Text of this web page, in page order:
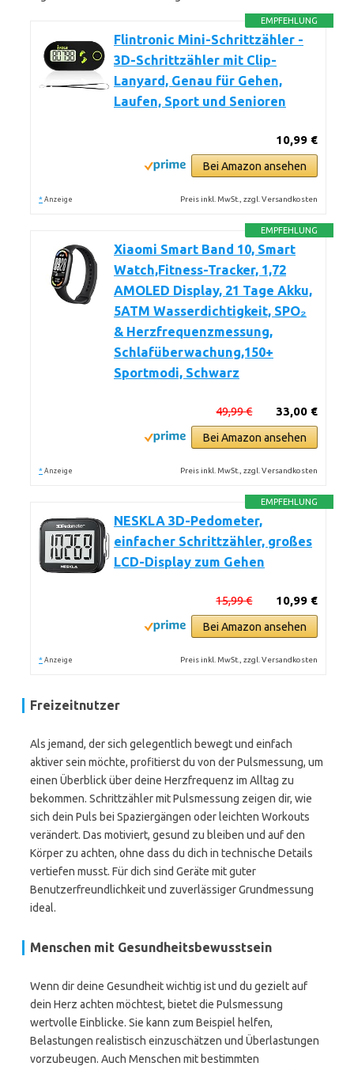
EMPFEHLUNG
Flintronic Mini-Schrittzähler -
3D-Schrittzähler mit Clip-
Lanyard, Genau für Gehen,
Laufen, Sport und Senioren
10,99 €
Bei Amazon ansehen
* Anzeige Preis inkl. MwSt., zzgl. Versandkosten
EMPFEHLUNG
Xiaomi Smart Band 10, Smart
Watch,Fitness-Tracker, 1,72
AMOLED Display, 21 Tage Akku,
5ATM Wasserdichtigkeit, SPO₂
& Herzfrequenzmessung,
Schlafüberwachung,150+
Sportmodi, Schwarz
33,00 €
49,99 €
Bei Amazon ansehen
* Anzeige Preis inkl. MwSt., zzgl. Versandkosten
EMPFEHLUNG
NESKLA 3D-Pedometer,
einfacher Schrittzähler, großes
LCD-Display zum Gehen
10,99 €
15,99 €
Bei Amazon ansehen
* Anzeige Preis inkl. MwSt., zzgl. Versandkosten
Freizeitnutzer
Als jemand, der sich gelegentlich bewegt und einfach
aktiver sein möchte, profitierst du von der Pulsmessung, um
einen Überblick über deine Herzfrequenz im Alltag zu
bekommen. Schrittzähler mit Pulsmessung zeigen dir, wie
sich dein Puls bei Spaziergängen oder leichten Workouts
verändert. Das motiviert, gesund zu bleiben und auf den
Körper zu achten, ohne dass du dich in technische Details
vertiefen musst. Für dich sind Geräte mit guter
Benutzerfreundlichkeit und zuverlässiger Grundmessung
ideal.
Menschen mit Gesundheitsbewusstsein
Wenn dir deine Gesundheit wichtig ist und du gezielt auf
dein Herz achten möchtest, bietet die Pulsmessung
wertvolle Einblicke. Sie kann zum Beispiel helfen,
Belastungen realistisch einzuschätzen und Überlastungen
vorzubeugen. Auch Menschen mit bestimmten